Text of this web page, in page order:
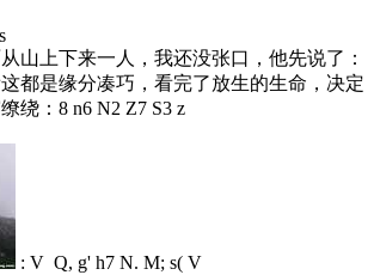
山上下来一人，我还没张口，他先说了：
都是缘分凑巧，看完了放生的生命，决定
绕： 8 n6 N2 Z7 S3 z
: V Q, g' h7 N. M; s( V